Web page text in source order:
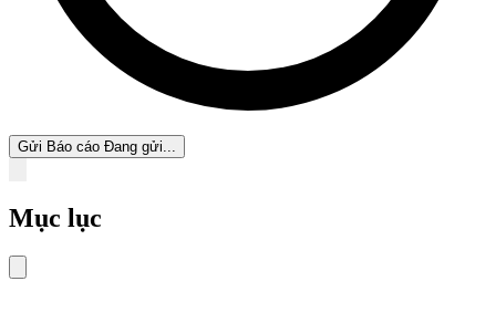
Gửi Báo cáo Đang gửi...
Mục lục